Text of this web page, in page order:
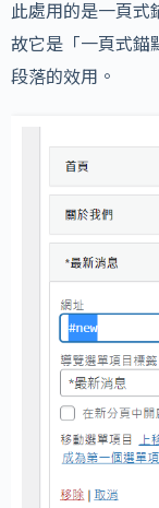
此處用的是一頁式
故它是「一頁式錨
段落的效用。